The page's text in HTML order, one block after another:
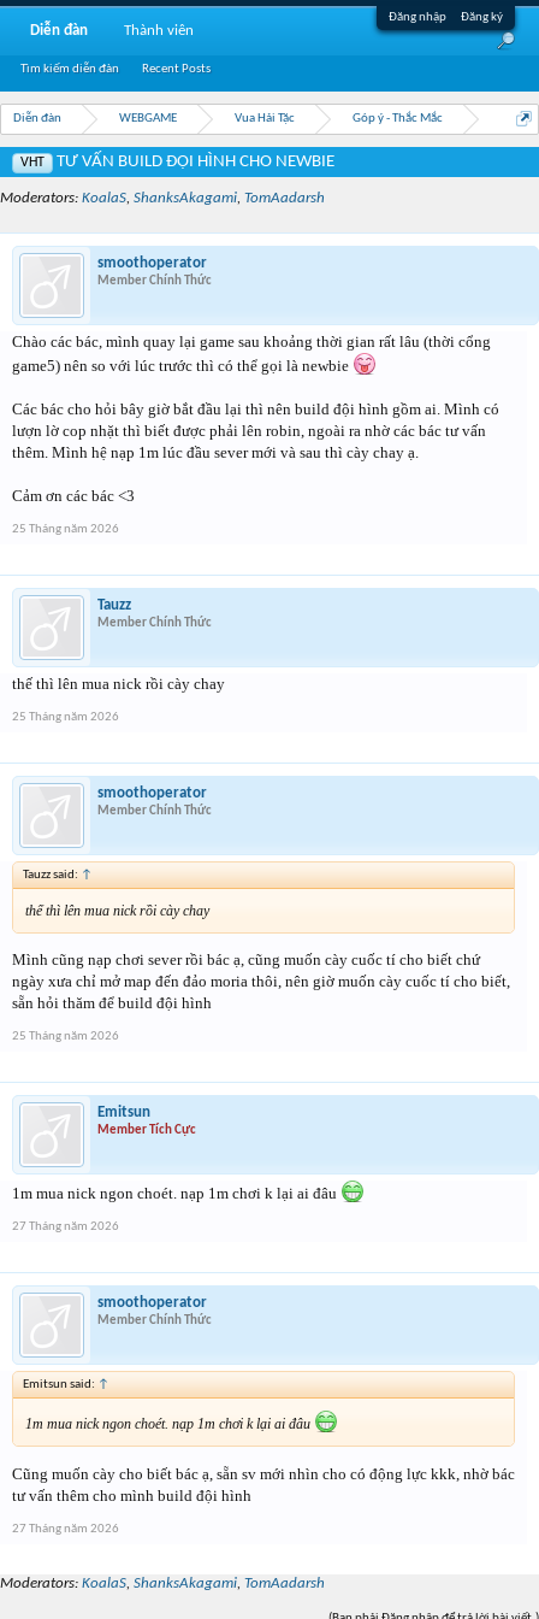
Đăng nhập Đăng ký
Diễn đàn WEBGAME Vua Hải Tặc Góp ý - Thắc Mắc
VHT TƯ VẤN BUILD ĐỘI HÌNH CHO NEWBIE
Moderators: KoalaS, ShanksAkagami, TomAadarsh
smoothoperator
Member Chính Thức
Chào các bác, mình quay lại game sau khoảng thời gian rất lâu (thời cổng
game5) nên so với lúc trước thì có thể gọi là newbie
Các bác cho hỏi bây giờ bắt đầu lại thì nên build đội hình gồm ai. Mình có
lượn lờ cop nhặt thì biết được phải lên robin, ngoài ra nhờ các bác tư vấn
thêm. Mình hệ nạp 1m lúc đầu sever mới và sau thì cày chay ạ.
Cảm ơn các bác <3
25 Tháng năm 2026
Tauzz
Member Chính Thức
thế thì lên mua nick rồi cày chay
25 Tháng năm 2026
smoothoperator
Member Chính Thức
Tauzz said: ↑
thế thì lên mua nick rồi cày chay
Mình cũng nạp chơi sever rồi bác ạ, cũng muốn cày cuốc tí cho biết chứ
ngày xưa chỉ mở map đến đảo moria thôi, nên giờ muốn cày cuốc tí cho biết,
sẵn hỏi thăm để build đội hình
25 Tháng năm 2026
Emitsun
Member Tích Cực
1m mua nick ngon choét. nạp 1m chơi k lại ai đâu
27 Tháng năm 2026
smoothoperator
Member Chính Thức
Emitsun said: ↑
1m mua nick ngon choét. nạp 1m chơi k lại ai đâu
Cũng muốn cày cho biết bác ạ, sẵn sv mới nhìn cho có động lực kkk, nhờ bác
tư vấn thêm cho mình build đội hình
27 Tháng năm 2026
Moderators: KoalaS, ShanksAkagami, TomAadarsh
Diễn đàn
Tìm kiếm diễn đàn Recent Posts
Thành viên